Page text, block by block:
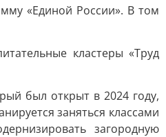
«Единой России». В том
кластеры «Труд
был открыт в 2024 году,
заняться классами
загородную